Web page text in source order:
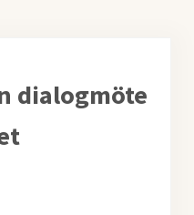
dialogmöte